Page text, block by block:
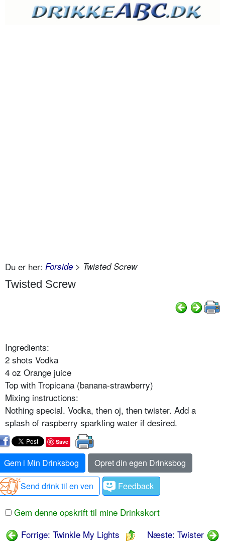
Du er her: Forside > Twisted Screw
Twisted Screw
Ingredients:
2 shots Vodka
4 oz Orange juice
Top with Tropicana (banana-strawberry)
Mixing instructions:
Nothing special. Vodka, then oj, then twister. Add a
splash of raspberry sparkling water if desired.
Save
Gem i Min Drinksbog
Opret din egen Drinksbog
Send drink til en ven
Feedback
Gem denne opskrift til mine Drinkskort
Forrige: Twinkle My Lights
Næste: Twister